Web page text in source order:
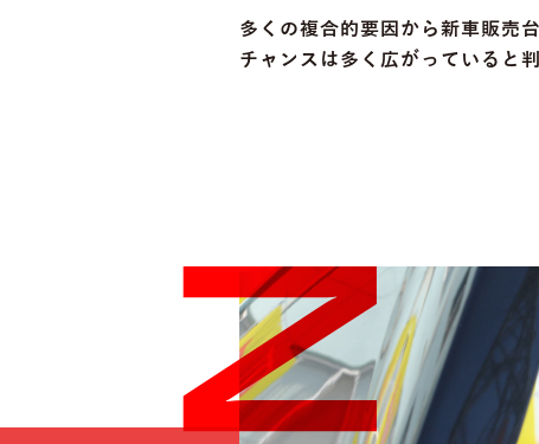
多くの複合的要因から新車販売
チャンスは多く広がっていると